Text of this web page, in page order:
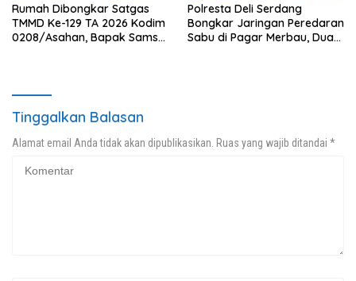
Rumah Dibongkar Satgas
TMMD Ke-129 TA 2026 Kodim
0208/Asahan, Bapak Samsul
Polresta Deli Serdang
Bongkar Jaringan Peredaran
Sabu di Pagar Merbau, Dua
Tinggalkan Balasan
Alamat email Anda tidak akan dipublikasikan. Ruas yang wajib ditandai *